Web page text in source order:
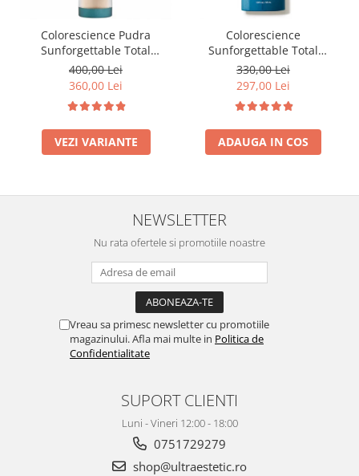
Colorescience Pudra
Sunforgettable Total
Protection Brush-On Shield
SPF50 6g
400,00 Lei
360,00 Lei
VEZI VARIANTE
Colorescience
Sunforgettable Total
Protection Face Shield Glow
SPF 50 - 55 ml
330,00 Lei
297,00 Lei
ADAUGA IN COS
NEWSLETTER
Nu rata ofertele si promotiile noastre
Vreau sa primesc newsletter cu promotiile
magazinului. Afla mai multe in Politica de
Confidentialitate
SUPORT CLIENTI
Luni - Vineri 12:00 - 18:00
0751729279
shop@ultraestetic.ro